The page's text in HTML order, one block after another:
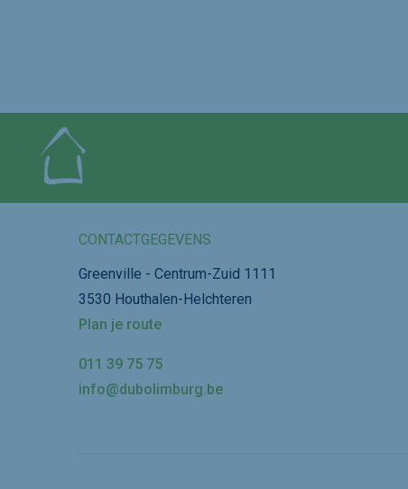
CONTACTGEGEVENS
Greenville - Centrum-Zuid 1111
3530 Houthalen-Helchteren
Plan je route
011 39 75 75
info@dubolimburg.be